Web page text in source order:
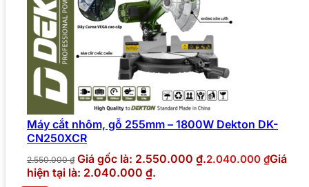
Máy cắt nhôm, gỗ 255mm – 1800W Dekton DK-
CN250XCR
2.550.000₫ Giá gốc là: 2.550.000 ₫.2.040.000 ₫Giá
hiện tại là: 2.040.000 ₫.